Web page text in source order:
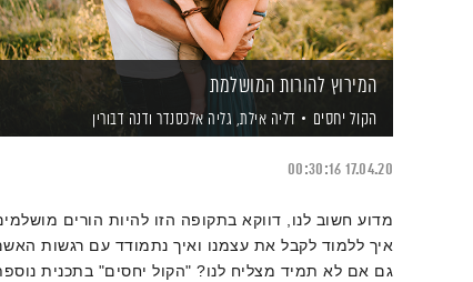
המירוץ להורות המושלמת
הקול יחסים דליה אילת, גליה אלכסנדר ודנה דבורין
17.04.20
00:30:16
מדוע חשוב לנו, דווקא בתקופה הזו להיות הורים
איך ללמוד לקבל את עצמנו ואיך נתמודד עם רגשות
גם אם לא תמיד מצליח לנו? "הקול יחסים" בתכנית